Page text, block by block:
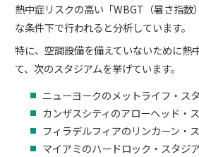
熱中症リスクの高い「WBGT（暑さ指
な条件下で行われると分析しています。
特に、空調設備を備えていないために熱
て、次のスタジアムを挙げています。
ニューヨークのメットライフ・ス
カンザスシティのアローヘッド・
フィラデルフィアのリンカーン・
マイアミのハードロック・スタジ